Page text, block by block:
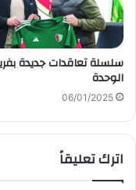
سلسلة تعاقدات جديدة
الوحدة
06/01/2025
اترك تعليقاً